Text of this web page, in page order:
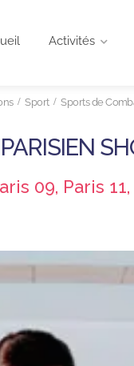
Activités
Sport Sports de
PARISIEN
09, Paris